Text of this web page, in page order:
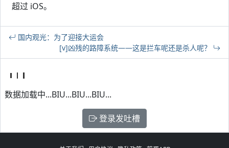
超过 iOS。
国内观光：为了迎接大运会
[v]凶残的路障系统——这是拦车呢还是杀人呢？
数据加载中...BIU...BIU...BIU...
登录发吐槽